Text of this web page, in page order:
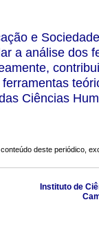
e
a análise dos
Ciências
deste periódico,
Instituto de